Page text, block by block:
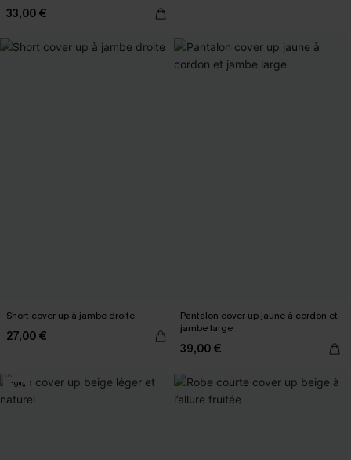
33,00 €
Short cover up à jambe droite
27,00 €
Pantalon cover up jaune à cordon et
jambe large
39,00 €
-19%